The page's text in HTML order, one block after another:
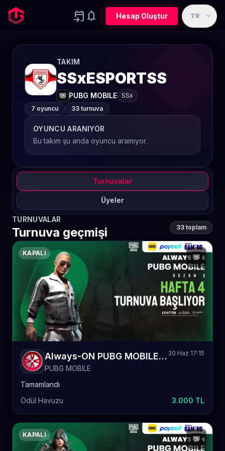
event_upcoming notifications Hesap Oluştur TR expand_more
TAKIM
SSxESPORTSS
PUBG MOBILE SSx
7 oyuncu
33 turnuva
OYUNCU ARANIYOR
Bu takım şu anda oyuncu aramıyor.
Turnuvalar
Üyeler
TURNUVALAR
Turnuva geçmişi 33 toplam
KAPALI
Always-ON PUBG MOBILE Sezon 2 Hafta 4
PUBG MOBILE
20 Haz 17:15
Tamamlandı
Ödül Havuzu
3.000 TL
KAPALI